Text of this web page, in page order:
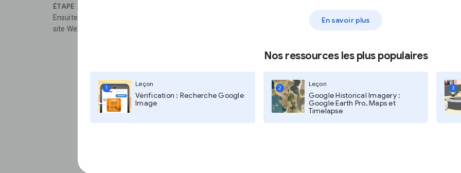
En savoir plus
Nos ressources les plus populaires
1
Leçon
Vérification : Recherche Google
Image
2
Leçon
Google Historical Imagery :
Google Earth Pro, Maps et
Timelapse
3
ÉTAPE 2
Ensuite, sélectionnez la fréquence à laquelle vous recevez les alertes et les types de
site Web et de contenu que vous voulez rechercher.